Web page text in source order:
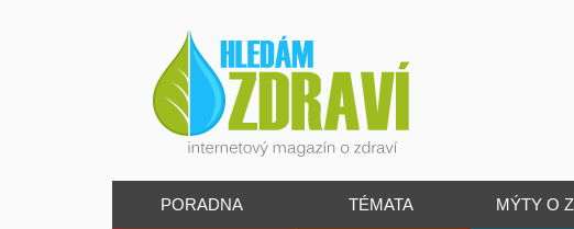
PORADNA TÉMATA MÝTY O